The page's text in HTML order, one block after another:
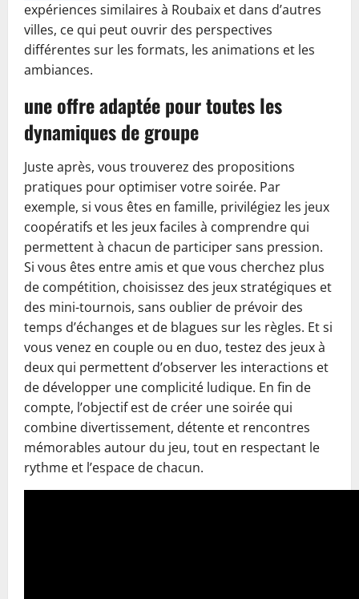
expériences similaires à Roubaix et dans d’autres
villes, ce qui peut ouvrir des perspectives
différentes sur les formats, les animations et les
ambiances.
une offre adaptée pour toutes les
dynamiques de groupe
Juste après, vous trouverez des propositions
pratiques pour optimiser votre soirée. Par
exemple, si vous êtes en famille, privilégiez les jeux
coopératifs et les jeux faciles à comprendre qui
permettent à chacun de participer sans pression.
Si vous êtes entre amis et que vous cherchez plus
de compétition, choisissez des jeux stratégiques et
des mini-tournois, sans oublier de prévoir des
temps d’échanges et de blagues sur les règles. Et si
vous venez en couple ou en duo, testez des jeux à
deux qui permettent d’observer les interactions et
de développer une complicité ludique. En fin de
compte, l’objectif est de créer une soirée qui
combine divertissement, détente et rencontres
mémorables autour du jeu, tout en respectant le
rythme et l’espace de chacun.